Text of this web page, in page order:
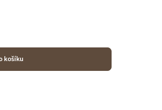
košíku